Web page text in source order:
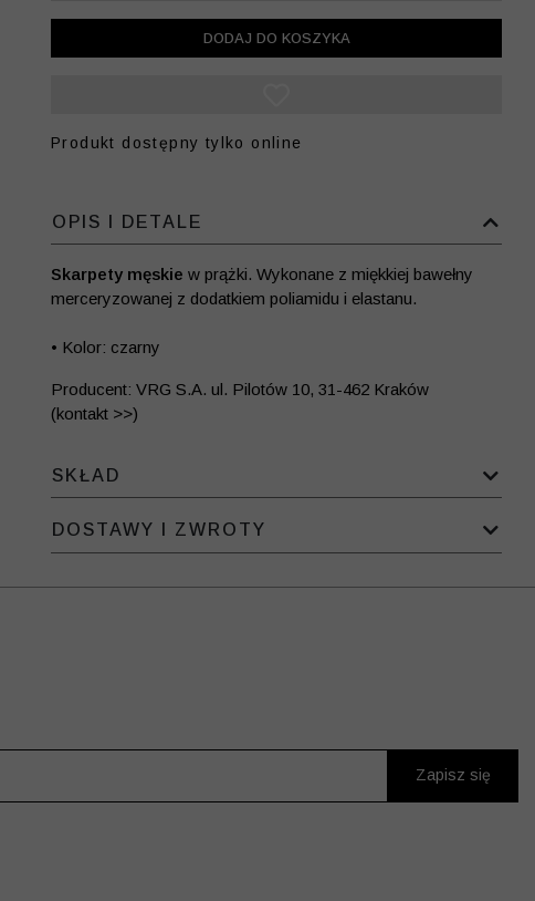
DODAJ DO KOSZYKA
Produkt dostępny tylko online
OPIS I DETALE
Skarpety męskie w prążki. Wykonane z miękkiej bawełny
merceryzowanej z dodatkiem poliamidu i elastanu.
• Kolor: czarny
Producent: VRG S.A. ul. Pilotów 10, 31-462 Kraków
(kontakt >>)
SKŁAD
DOSTAWY I ZWROTY